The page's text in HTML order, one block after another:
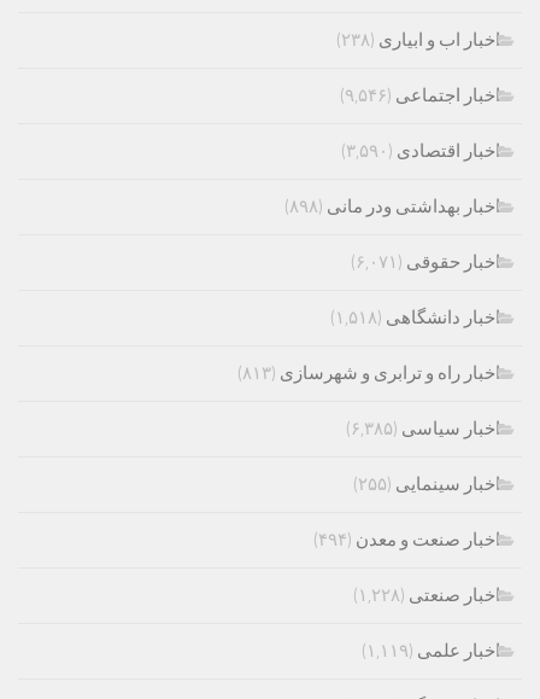
اخبار اب و ابیاری (۲۳۸)
اخبار اجتماعی (۹,۵۴۶)
اخبار اقتصادی (۳,۵۹۰)
اخبار بهداشتی ودر مانی (۸۹۸)
اخبار حقوقی (۶,۰۷۱)
اخبار دانشگاهی (۱,۵۱۸)
اخبار راه و ترابری و شهرسازی (۸۱۳)
اخبار سیاسی (۶,۳۸۵)
اخبار سینمایی (۲۵۵)
اخبار صنعت و معدن (۴۹۴)
اخبار صنعتی (۱,۲۲۸)
اخبار علمی (۱,۱۱۹)